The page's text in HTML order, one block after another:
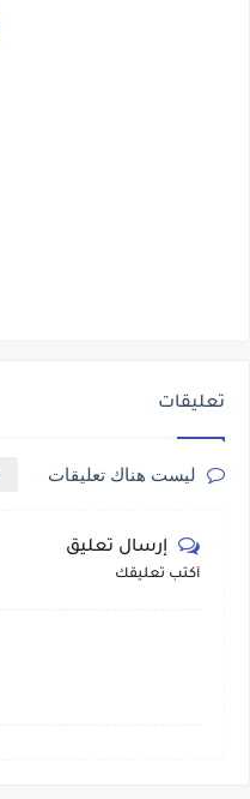
تعليقات
ليست هناك تعليقات
إرسال تعليق
أكتب تعليقك